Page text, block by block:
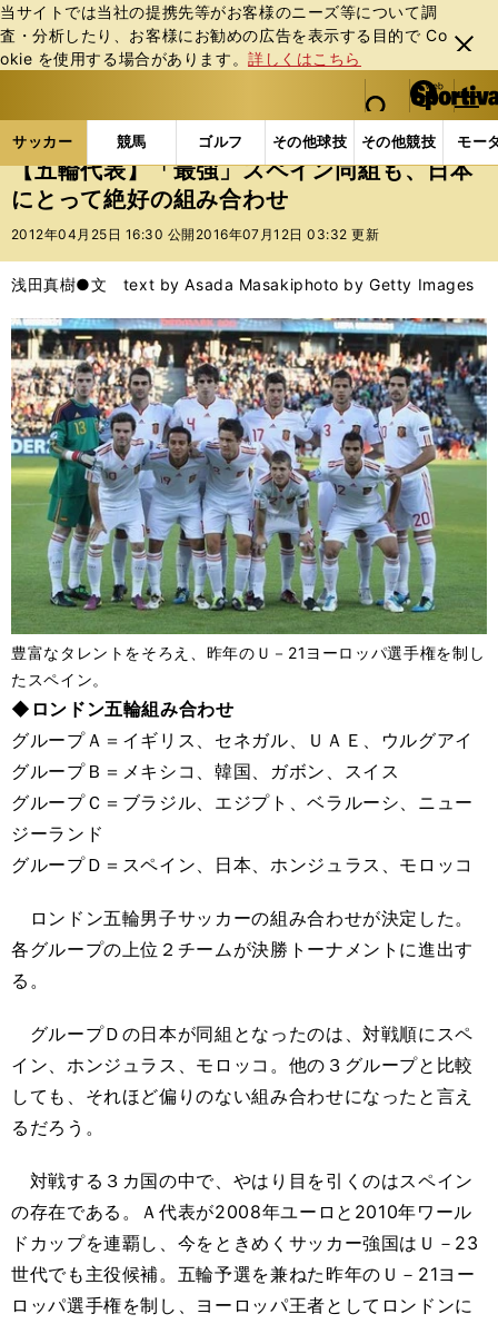
当サイトでは当社の提携先等がお客様のニーズ等について調
査・分析したり、お客様にお勧めの広告を表⽰する⽬的で Co
okie を使⽤する場合があります。詳しくはこちら
閉じ
る
web Sportiva (webスポルティーバ)
検索
マイペ
ー
ジ
メニュ
サッカー 競馬 ゴルフ その他球技 その他競技 モー
ス
ポ
ル
バ
サッカーの記事一覧 サッカー代表 日本代表 【
【五輪代表】「最強」スペイン同組も、日本
にとって絶好の組み合わせ
2012年04月25日 16:30 公開 2016年07月12日 03:32 更新
浅田真樹●文 text by Asada Masakiphoto by Getty Images
豊富なタレントをそろえ、昨年のＵ－21ヨーロッパ選手権を制し
たスペイン。
◆ロンドン五輪組み合わせ
グループＡ＝イギリス、セネガル、ＵＡＥ、ウルグアイ
グループＢ＝メキシコ、韓国、ガボン、スイス
グループＣ＝ブラジル、エジプト、ベラルーシ、ニュー
ジーランド
グループＤ＝スペイン、日本、ホンジュラス、モロッコ
ロンドン五輪男子サッカーの組み合わせが決定した。
各グループの上位２チームが決勝トーナメントに進出す
る。
グループＤの日本が同組となったのは、対戦順にスペ
イン、ホンジュラス、モロッコ。他の３グループと比較
しても、それほど偏りのない組み合わせになったと言え
るだろう。
対戦する３カ国の中で、やはり目を引くのはスペイン
の存在である。Ａ代表が2008年ユーロと2010年ワール
ドカップを連覇し、今をときめくサッカー強国はＵ－23
世代でも主役候補。五輪予選を兼ねた昨年のＵ－21ヨー
ロッパ選手権を制し、ヨーロッパ王者としてロンドンに